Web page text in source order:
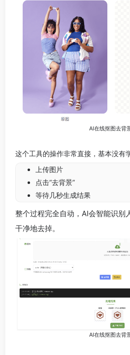
AI在线抠图去背
这个工具的操作非常直接，基本没有
上传图片
点击“去背景”
等待几秒生成结果
整个过程完全自动，AI会智能识别
干净地去掉。
AI在线抠图去背